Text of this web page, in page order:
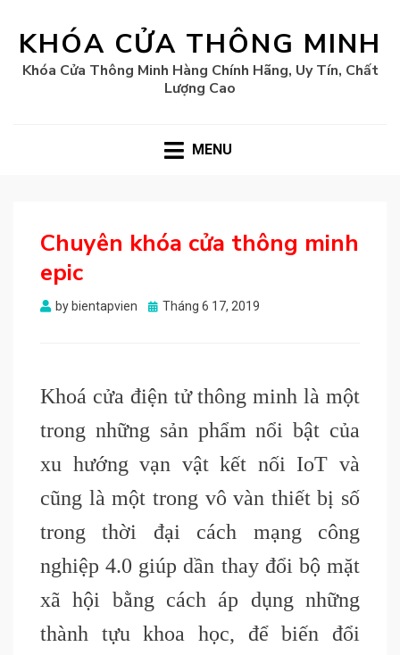
KHÓA CỬA THÔNG MINH
Khóa Cửa Thông Minh Hàng Chính Hãng, Uy Tín, Chất
Lượng Cao
MENU
Chuyên khóa cửa thông minh
epic
by bientapvien
Posted
Tháng 6 17, 2019
Khoá cửa điện tử thông minh là một
trong những sản phẩm nổi bật của
xu hướng vạn vật kết nối IoT và
cũng là một trong vô vàn thiết bị số
trong thời đại cách mạng công
nghiệp 4.0 giúp dần thay đổi bộ mặt
xã hội bằng cách áp dụng những
thành tựu khoa học, để biến đổi